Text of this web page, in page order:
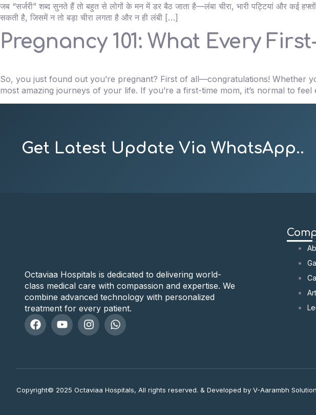
जब “सर्जरी” शब्द सुनते हैं तो बहुत से लोगों के मन में डर बैठ जाता है—लंबा चीरा, भारी पट्टियां और कई
सकती है, जिसमें न तो बड़ा चीरा लगता है और न ही लंबी […]
Pregnancy 101: What Every
So, you just found out you’re pregnant? First of all—congratulations! Whether
most amazing journeys of your life. If you’re a first-time mom, it’s normal to
Get Latest Update Via WhatsApp..
Octaviaa Hospitals is dedicated to delivering world-
class medical care with compassion and expertise. We
combine advanced technology with personalized
treatment for every patient.
Copyright© 2025 Octaviaa Hospitals, All rights reserved. & Developed by V-Aarambh